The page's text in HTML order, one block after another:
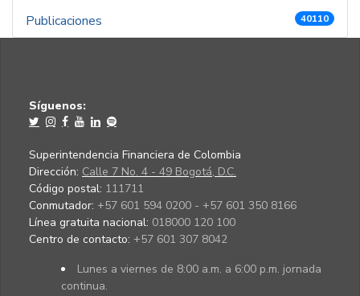
Publicaciones 40110
Síguenos:
Superintendencia Financiera de Colombia
Dirección: Calle 7 No. 4 - 49 Bogotá, D.C.
Código postal: 111711
Conmutador: +57 601 594 0200 - +57 601 350 8166
Línea gratuita nacional: 018000 120 100
Centro de contacto: +57 601 307 8042
Lunes a viernes de 8:00 a.m. a 6:00 p.m. jornada
continua.